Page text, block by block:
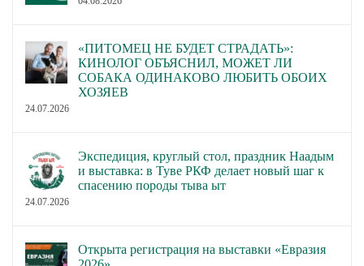
«ПИТОМЕЦ НЕ БУДЕТ СТРАДАТЬ»:
КИНОЛОГ ОБЪЯСНИЛ, МОЖЕТ ЛИ
СОБАКА ОДИНАКОВО ЛЮБИТЬ ОБОИХ
ХОЗЯЕВ
24.07.2026
Экспедиция, круглый стол, праздник Наадым
и выставка: в Туве РКФ делает новый шаг к
спасению породы тыва ыт
24.07.2026
Открыта регистрация на выставки «Евразия